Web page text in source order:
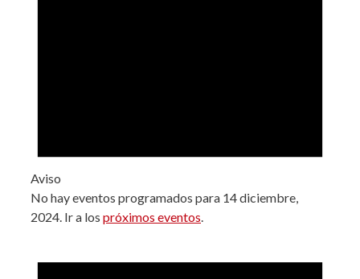
Aviso
No hay eventos programados para 14 diciembre,
2024. Ir a los próximos eventos